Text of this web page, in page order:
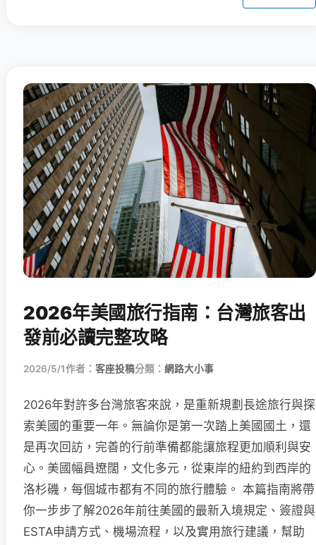
2026年美國旅行指南：台灣旅客出
發前必讀完整攻略
2026/5/1作者： 客座投稿分類： 網路大小事
2026年對許多台灣旅客來說，是重新規劃長途旅行與探
索美國的重要一年。無論你是第一次踏上美國國土，還
是再次回訪，完善的行前準備都能讓旅程更加順利與安
心。美國幅員遼闊，文化多元，從東岸的紐約到西岸的
洛杉磯，每個城市都有不同的旅行體驗。 本篇指南將帶
你一步步了解2026年前往美國的最新入境規定、簽證與
ESTA申請方式、機場流程，以及實用旅行建議，幫助